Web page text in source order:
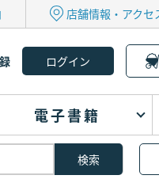
店舗情報・アクセ
電子書籍